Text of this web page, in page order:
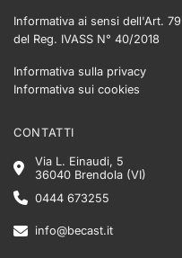
Informativa ai sensi dell'Art. 79
del Reg. IVASS N° 40/2018
Informativa sulla privacy
Informativa sui cookies
CONTATTI
Via L. Einaudi, 5
36040 Brendola (VI)
0444 673255
info@becast.it